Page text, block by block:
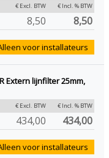
€ Excl. BTW € Incl. % BTW
8,50 8,50
voor installateurs
Extern lijnfilter 25mm,
€ Excl. BTW € Incl. % BTW
434,00 434,00
voor installateurs